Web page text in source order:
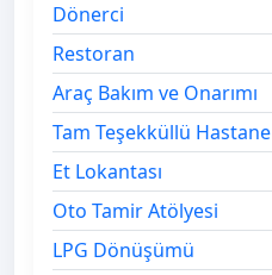
Dönerci
Restoran
Araç Bakım ve Onarımı
Tam Teşekküllü Hastane
Et Lokantası
Oto Tamir Atölyesi
LPG Dönüşümü